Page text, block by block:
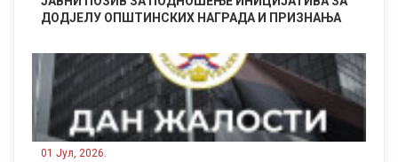
ДОДЈЕЛУ ОПШТИНСКИХ НАГРАДА И ПРИЗНАЊА
01 Јул, 2026.